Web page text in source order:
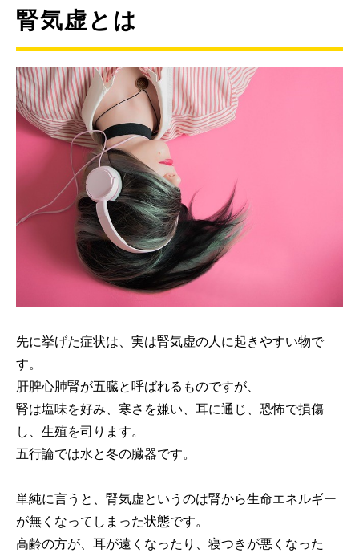
腎気虚とは
先に挙げた症状は、実は腎気虚の人に起きやすい物で
す。
肝脾心肺腎が五臓と呼ばれるものですが、
腎は塩味を好み、寒さを嫌い、耳に通じ、恐怖で損傷
し、生殖を司ります。
五行論では水と冬の臓器です。
単純に言うと、腎気虚というのは腎から生命エネルギー
が無くなってしまった状態です。
高齢の方が、耳が遠くなったり、寝つきが悪くなった